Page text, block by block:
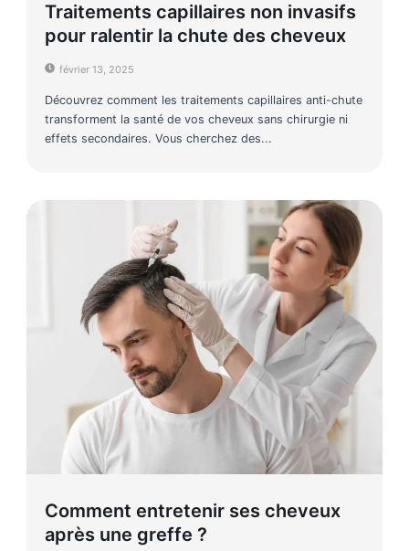
Traitements capillaires non invasifs
pour ralentir la chute des cheveux
février 13, 2025
Découvrez comment les traitements capillaires anti-chute
transforment la santé de vos cheveux sans chirurgie ni
effets secondaires. Vous cherchez des...
Comment entretenir ses cheveux
après une greffe ?